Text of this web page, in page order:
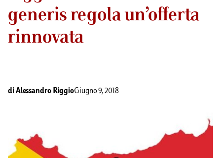
generis regola un’offerta
rinnovata
di Alessandro RiggioGiugno 9, 2018